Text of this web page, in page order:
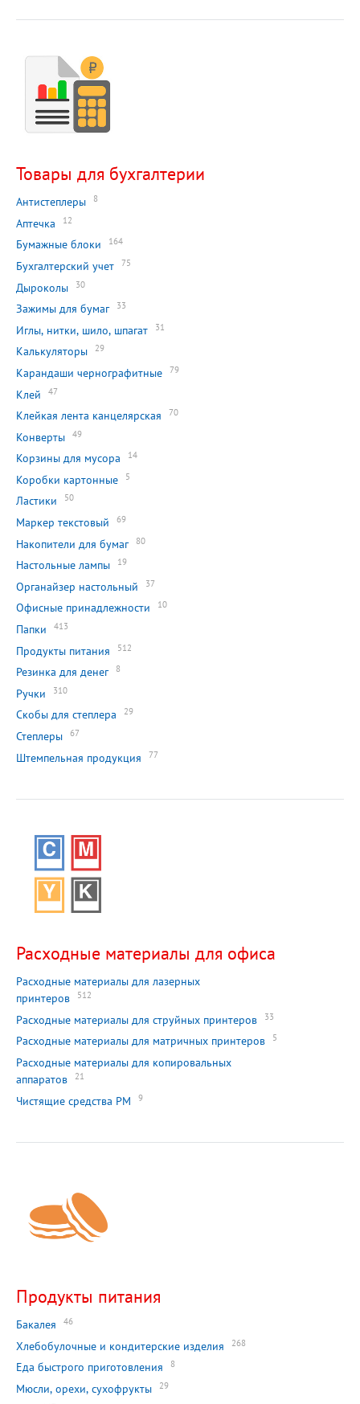
Товары для бухгалтерии
Антистеплеры 8
Аптечка 12
Бумажные блоки 164
Бухгалтерский учет 75
Дыроколы 30
Зажимы для бумаг 33
Иглы, нитки, шило, шпагат 31
Калькуляторы 29
Карандаши чернографитные 79
Клей 47
Клейкая лента канцелярская 70
Конверты 49
Корзины для мусора 14
Коробки картонные 5
Ластики 50
Маркер текстовый 69
Накопители для бумаг 80
Настольные лампы 19
Органайзер настольный 37
Офисные принадлежности 10
Папки 413
Продукты питания 512
Резинка для денег 8
Ручки 310
Скобы для степлера 29
Степлеры 67
Штемпельная продукция 77
Расходные материалы для офиса
Расходные материалы для лазерных
принтеров
512
Расходные материалы для струйных принтеров 33
Расходные материалы для матричных принтеров 5
Расходные материалы для копировальных
аппаратов
21
Чистящие средства РМ 9
Продукты питания
Бакалея 46
Хлебобулочные и кондитерские изделия 268
Еда быстрого приготовления 8
Мюсли, орехи, сухофрукты 29